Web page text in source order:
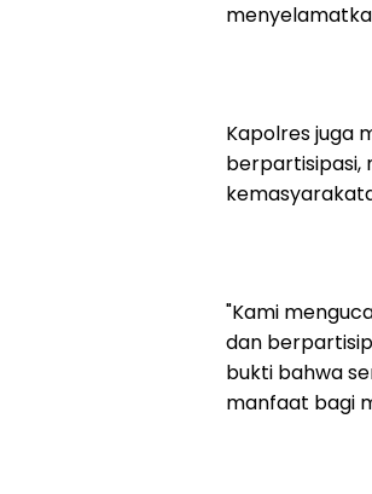
Kapolres juga
berpartisipasi,
"Kami
dan
bukti bahwa
manfaat bagi